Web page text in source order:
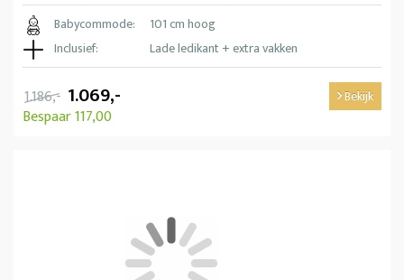
Babycommode:
101 cm hoog
Inclusief:
Lade ledikant + extra vakken
1.186,- 1.069,-
Bespaar 117,00
Bekijk